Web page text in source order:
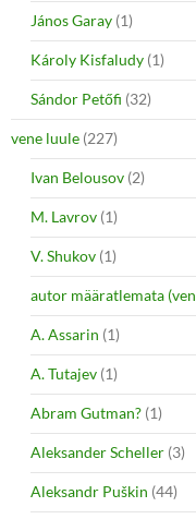
János Garay (1)
Károly Kisfaludy (1)
Sándor Petőfi (32)
vene luule (227)
Ivan Belousov (2)
M. Lavrov (1)
V. Shukov (1)
autor määratlemata
A. Assarin (1)
A. Tutajev (1)
Abram Gutman? (1)
Aleksander Scheller (3)
Aleksandr Puškin (44)